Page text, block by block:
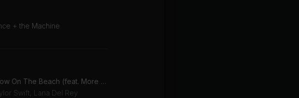
+ the Machine
Snow On The Beach (feat. More Lana Del Rey)
Swift, Lana Del Rey